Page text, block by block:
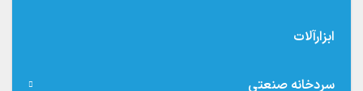
ابزارآلات
سردخانه صنعتی